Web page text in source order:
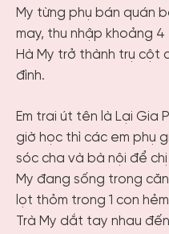
My từng phụ bán quán
may, thu nhập khoảng
Hà My trở thành trụ cột
đình.
Em trai út tên là Lại Gia
giờ học thì các em phụ
sóc cha và bà nội để
My đang sống trong
lọt thỏm trong 1 con
Trà My dắt tay nhau